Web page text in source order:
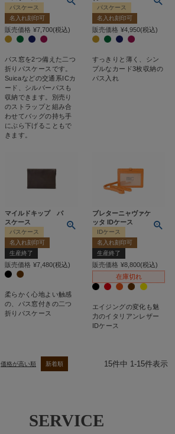
パスケース
名入れ刻印可
販売価格 ¥7,700 税込
パス窓を2つ備えた二つ
折りパスケースです。
Suicaなどの交通系ICカ
ード、シルバーパスも
収納できます。別売り
のストラップと組み合
わせてバッグの持ち手
にぶら下げることもで
きます。
パスケース
名入れ刻印可
販売価格 ¥4,950 税込
すっきりと薄く、シン
プルなカード3枚収納の
パス入れ
マイルドキップ パ
スケース
パスケース
名入れ刻印可
生産終了
販売価格 ¥7,480 税込
柔らかく心地よい触感
の、パス窓付きの二つ
折りパスケース
ブレターニャヴァケ
ッタ IDケース
IDケース
名入れ刻印可
生産終了
販売価格 ¥8,800 税込
在庫切れ
エイジングの変化も魅
力のイタリアンレザー
IDケース
価格が高い順 新着順 15件中 1-15件表示
SERVICE